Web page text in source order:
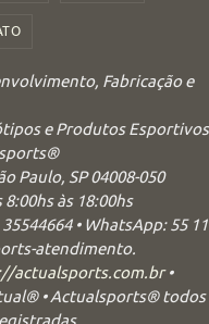
Fabricação e
e Produtos Esportivos
Paulo, SP 04008-050
às 18:00hs
• WhatsApp: 55 11
atendimento.
actualsports.com.br•
• Actualsports® todos